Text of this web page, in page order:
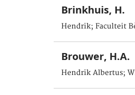
Brinkhuis, H.
Hendrik; Faculteit
Brouwer, H.A.
Hendrik Albertus;